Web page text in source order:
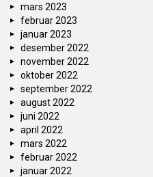
mars 2023
februar 2023
januar 2023
desember 2022
november 2022
oktober 2022
september 2022
august 2022
juni 2022
april 2022
mars 2022
februar 2022
januar 2022